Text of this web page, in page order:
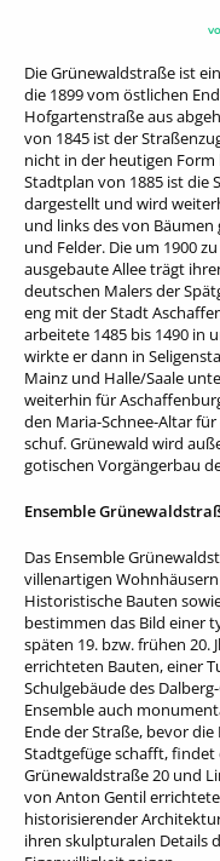
Die Grünewaldstraße ist
die 1899 vom östlichen
Hofgartenstraße aus
von 1845 ist der
nicht in der heutigen
Stadtplan von 1885 ist die
dargestellt und wird
und links des von Bäumen
und Felder. Die um 1900
ausgebaute Allee trägt
deutschen Malers der
eng mit der Stadt
arbeitete 1485 bis 1490 in
wirkte er dann in
Mainz und Halle/Saale
weiterhin für
den Maria-Schnee-Altar
schuf. Grünewald wird
gotischen Vorgängerbau
Ensemble
Das Ensemble
villenartigen
Historistische Bauten
bestimmen das Bild einer
späten 19. bzw. frühen 20.
errichteten Bauten, einer
Schulgebäude des
Ensemble auch
Ende der Straße, bevor
Stadtgefüge schafft, findet
Grünewaldstraße 20 und
von Anton Gentil
historisierender Architektur
ihren skulpturalen Details